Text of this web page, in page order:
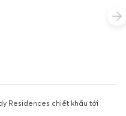
Residences chiết khấu tới